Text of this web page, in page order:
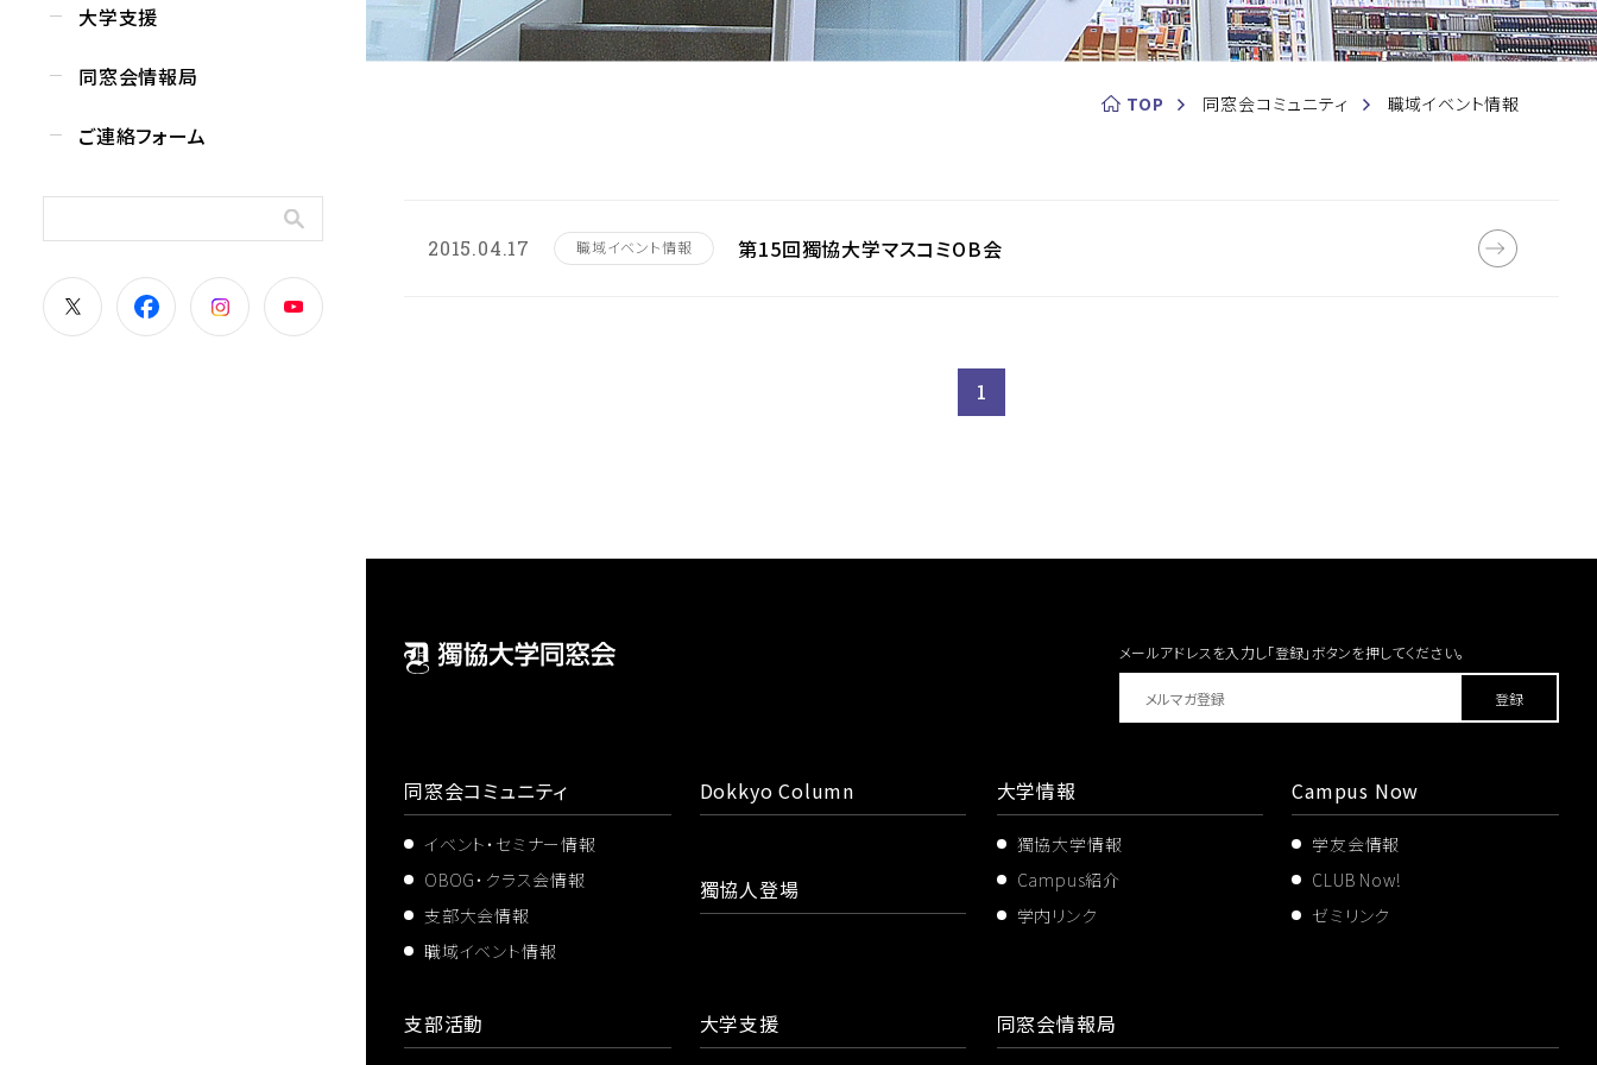
大学支援
同窓会情報局
ご連絡フォーム
TOP 同窓会コミュニティ 職域イベント情報
2015.04.17 職域イベント情報 第15回獨協大学マスコミOB会
1
メールアドレスを入力し「登録」ボタンを押してください。
同窓会コミュニティ
イベント・セミナー情報
OBOG・クラス会情報
支部大会情報
職域イベント情報
Dokkyo Column
獨協人登場
大学情報
獨協大学情報
Campus紹介
学内リンク
Campus Now
学友会情報
CLUB Now!
ゼミリンク
支部活動 大学支援 同窓会情報局